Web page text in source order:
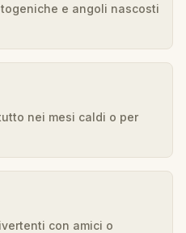
e angoli nascosti
nei mesi caldi o per
con amici o